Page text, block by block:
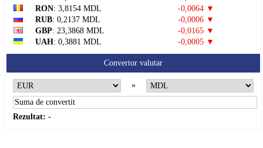
RON: 3,8154 MDL
-0,0064 ▼
RUB: 0,2137 MDL
-0,0006 ▼
GBP: 23,3868 MDL
-0,0165 ▼
UAH: 0,3881 MDL -0,0005 ▼
Convertor valutar
»
Rezultat: -